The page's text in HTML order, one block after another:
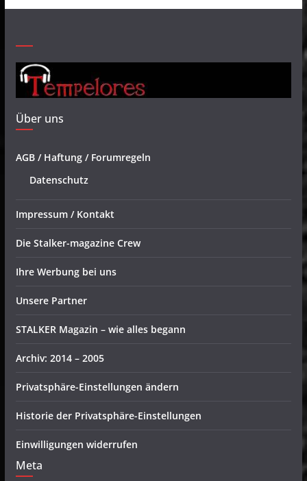
Über uns
AGB / Haftung / Forumregeln
Datenschutz
Impressum / Kontakt
Die Stalker-magazine Crew
Ihre Werbung bei uns
Unsere Partner
STALKER Magazin – wie alles begann
Archiv: 2014 – 2005
Privatsphäre-Einstellungen ändern
Historie der Privatsphäre-Einstellungen
Einwilligungen widerrufen
Meta